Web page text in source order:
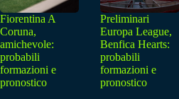
Fiorentina A
Coruna,
amichevole:
probabili
formazioni e
pronostico
Preliminari
Europa League,
Benfica Hearts:
probabili
formazioni e
pronostico